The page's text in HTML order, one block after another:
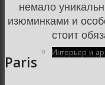
Интерьер и
немало
изюминками и
стоит
Paris